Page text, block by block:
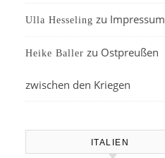
Ulla Hesseling zu Impressum
Heike Baller zu Ostpreußen
zwischen den Kriegen
ITALIEN